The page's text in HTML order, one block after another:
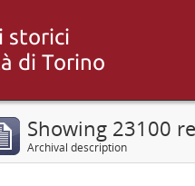
Showing 23100
Archival description